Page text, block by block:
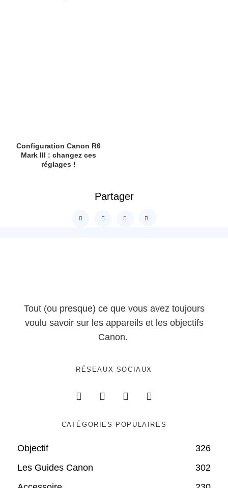
Configuration Canon R6
Mark III : changez ces
réglages !
Partager
Tout (ou presque) ce que vous avez toujours
voulu savoir sur les appareils et les objectifs
Canon.
RÉSEAUX SOCIAUX
CATÉGORIES POPULAIRES
Objectif
326
Les Guides Canon
302